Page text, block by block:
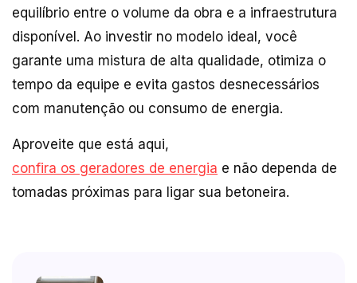
equilíbrio entre o volume da obra e a infraestrutura
disponível. Ao investir no modelo ideal, você
garante uma mistura de alta qualidade, otimiza o
tempo da equipe e evita gastos desnecessários
com manutenção ou consumo de energia.
Aproveite que está aqui,
confira os geradores de energia e não dependa de
tomadas próximas para ligar sua betoneira.